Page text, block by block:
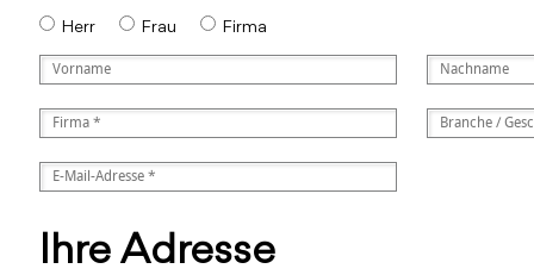
Herr Frau Firma
Ihre Adresse